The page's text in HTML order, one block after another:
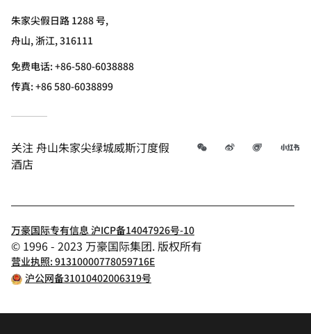
朱家尖假日路 1288 号,
舟山, 浙江, 316111
免费电话:+86-580-6038888
传真:+86 580-6038899
关注舟山朱家尖绿城威斯汀度假
酒店
微信 微博 飞猪
万豪国际专有信息 沪ICP备14047926号-10
© 1996 - 2023 万豪国际集团. 版权所有
营业执照: 91310000778059716E
沪公网备31010402006319号